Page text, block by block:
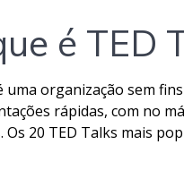
é TED
uma organização sem
rápidas, com no
Os 20 TED Talks mais